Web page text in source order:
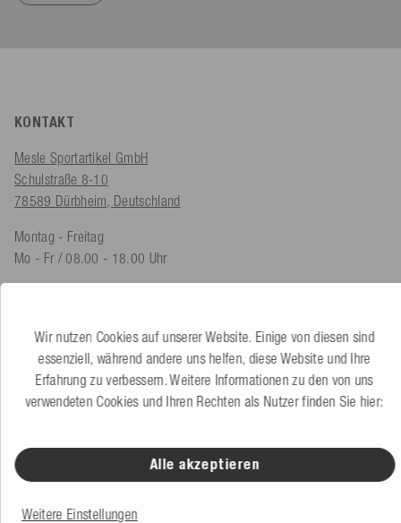
KONTAKT
Mesle Sportartikel GmbH
Schulstraße 8-10
78589 Dürbheim, Deutschland
Montag - Freitag
Mo - Fr / 08.00 - 18.00 Uhr
Produktberatung
+49 (0) 7424 60213 60
Kundenservice
+49 (0) 7424 60213 50
Zum Kontaktformular
SERVICE & INFOS
Bestellung
Wir nutzen Cookies auf unserer Website. Einige von diesen sind
essenziell, während andere uns helfen, diese Website und Ihre
Erfahrung zu verbessern. Weitere Informationen zu den von uns
verwendeten Cookies und Ihren Rechten als Nutzer finden Sie hier:
Alle akzeptieren
Weitere Einstellungen